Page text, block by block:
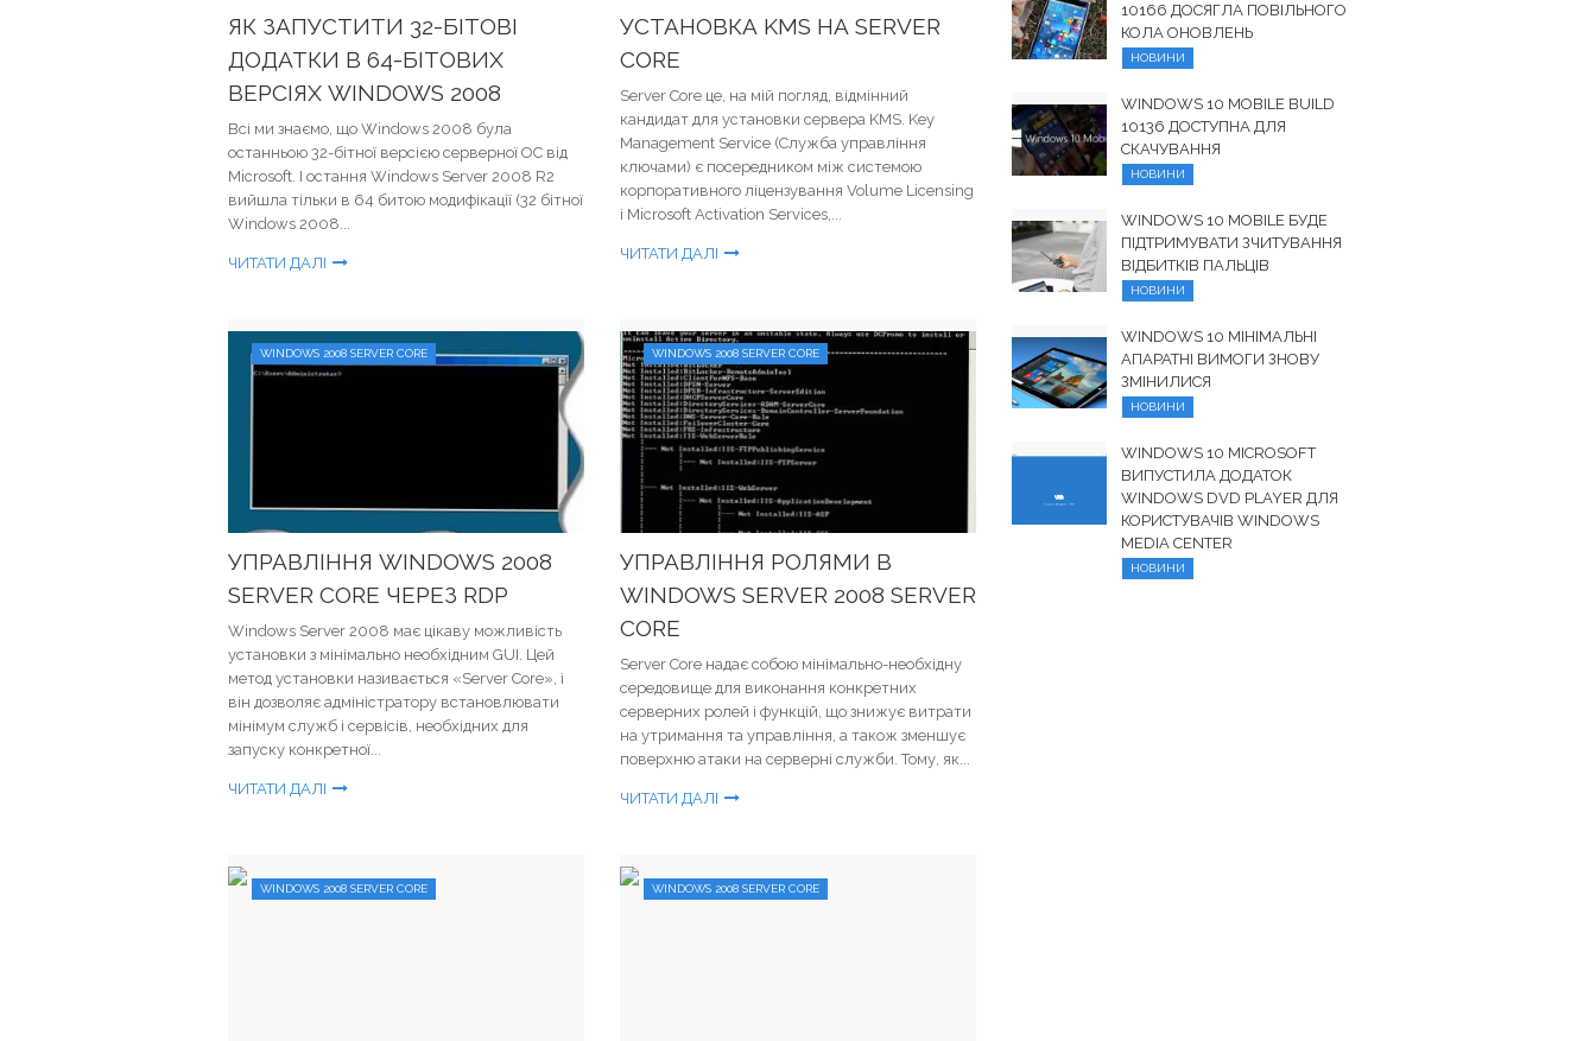
ЯК ЗАПУСТИТИ 32-БІТОВІ
ДОДАТКИ В 64-БІТОВИХ
ВЕРСІЯХ WINDOWS 2008
Всі ми знаємо, що Windows 2008 була
останньою 32-бітної версією серверної ОС від
Microsoft. І остання Windows Server 2008 R2
вийшла тільки в 64 битою модифікації (32 бітної
Windows 2008...
ЧИТАТИ ДАЛІ
УСТАНОВКА KMS НА SERVER
CORE
Server Core це, на мій погляд, відмінний
кандидат для установки сервера KMS. Key
Management Service (Служба управління
ключами) є посередником між системою
корпоративного ліцензування Volume Licensing
і Microsoft Activation Services,...
ЧИТАТИ ДАЛІ
WINDOWS 2008 SERVER CORE
УПРАВЛІННЯ WINDOWS 2008
SERVER CORE ЧЕРЕЗ RDP
Windows Server 2008 має цікаву можливість
установки з мінімально необхідним GUI. Цей
метод установки називається «Server Core», і
він дозволяє адміністратору встановлювати
мінімум служб і сервісів, необхідних для
запуску конкретної...
ЧИТАТИ ДАЛІ
WINDOWS 2008 SERVER CORE
УПРАВЛІННЯ РОЛЯМИ В
WINDOWS SERVER 2008 SERVER
CORE
Server Core надає собою мінімально-необхідну
середовище для виконання конкретних
серверних ролей і функцій, що знижує витрати
на утримання та управління, а також зменшує
поверхню атаки на серверні служби. Тому, як...
ЧИТАТИ ДАЛІ
WINDOWS 2008 SERVER CORE WINDOWS 2008 SERVER CORE
10166 ДОСЯГЛА ПОВІЛЬНОГО
КОЛА ОНОВЛЕНЬ
НОВИНИ
WINDOWS 10 MOBILE BUILD
10136 ДОСТУПНА ДЛЯ
СКАЧУВАННЯ
НОВИНИ
WINDOWS 10 MOBILE БУДЕ
ПІДТРИМУВАТИ ЗЧИТУВАННЯ
ВІДБИТКІВ ПАЛЬЦІВ
НОВИНИ
WINDOWS 10 МІНІМАЛЬНІ
АПАРАТНІ ВИМОГИ ЗНОВУ
ЗМІНИЛИСЯ
НОВИНИ
WINDOWS 10 MICROSOFT
ВИПУСТИЛА ДОДАТОК
WINDOWS DVD PLAYER ДЛЯ
КОРИСТУВАЧІВ WINDOWS
MEDIA CENTER
НОВИНИ